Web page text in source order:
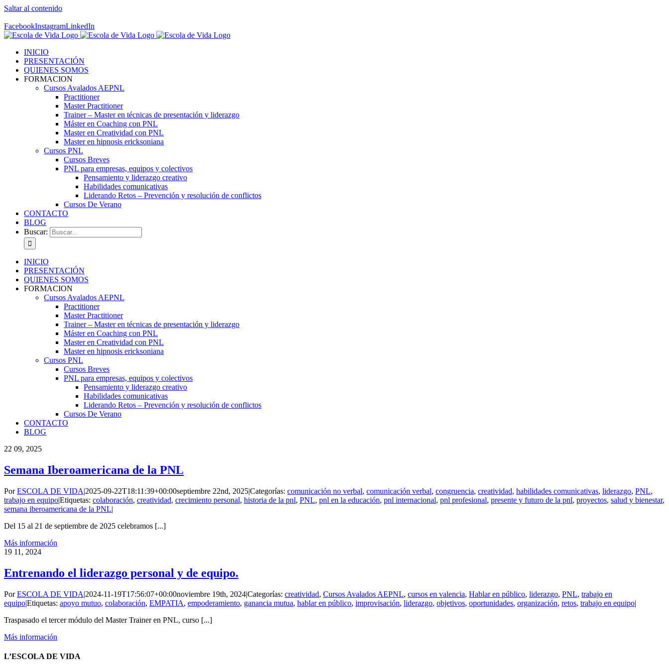
Saltar al contenido
FacebookInstagramLinkedIn
INICIO
PRESENTACIÓN
QUIENES SOMOS
FORMACION
Cursos Avalados AEPNL
Practitioner
Master Practitioner
Trainer – Master en técnicas de presentación y liderazgo
Máster en Coaching con PNL
Master en Creatividad con PNL
Master en hipnosis ericksoniana
Cursos PNL
Cursos Breves
PNL para empresas, equipos y colectivos
Pensamiento y liderazgo creativo
Habilidades comunicativas
Liderando Retos – Prevención y resolución de conflictos
Cursos De Verano
CONTACTO
BLOG
Buscar:
INICIO
PRESENTACIÓN
QUIENES SOMOS
FORMACION
Cursos Avalados AEPNL
Practitioner
Master Practitioner
Trainer – Master en técnicas de presentación y liderazgo
Máster en Coaching con PNL
Master en Creatividad con PNL
Master en hipnosis ericksoniana
Cursos PNL
Cursos Breves
PNL para empresas, equipos y colectivos
Pensamiento y liderazgo creativo
Habilidades comunicativas
Liderando Retos – Prevención y resolución de conflictos
Cursos De Verano
CONTACTO
BLOG
22 09, 2025
Semana Iberoamericana de la PNL
PorESCOLA DE VIDA|2025-09-22T18:11:39+00:00septiembre 22nd, 2025|Categorías: comunicación no verbal, comunicación verbal, congruencia, creatividad, habilidades comunicativas, liderazgo, PNL,
trabajo en equipo|Etiquetas: colaboración, creatividad, crecimiento personal, historia de la pnl, PNL, pnl en la educación, pnl internacional, pnl profesional, presente y futuro de la pnl, proyectos, salud y bienestar,
semana iberoamericana de la PNL|
Del 15 al 21 de septiembre de 2025 celebramos [...]
Más información
19 11, 2024
Entrenando el liderazgo personal y de equipo.
PorESCOLA DE VIDA|2024-11-19T17:56:07+00:00noviembre 19th, 2024|Categorías: creatividad, Cursos Avalados AEPNL, cursos en valencia, Hablar en público, liderazgo, PNL, trabajo en
equipo|Etiquetas: apoyo mutuo, colaboración, EMPATIA, empoderamiento, ganancia mutua, hablar en público, improvisación, liderazgo, objetivos, oportunidades, organización, retos, trabajo en equipo|
Traspasado el tercer módulo del Master Trainer en PNL, curso [...]
Más información
L’ESCOLA DE VIDA